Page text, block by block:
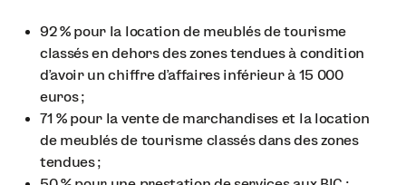
92 % pour la location de meublés de tourisme
classés en dehors des zones tendues à condition
d’avoir un chiffre d’affaires inférieur à 15 000
euros ;
71 % pour la vente de marchandises et la location
de meublés de tourisme classés dans des zones
tendues ;